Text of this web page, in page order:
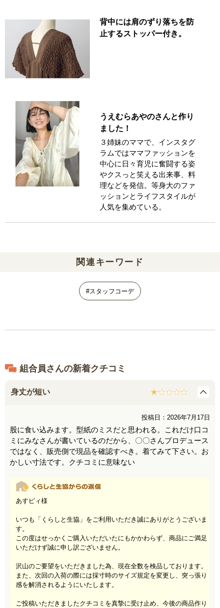
背中には肩のずり落ちを防
止するストッパー付き。
うえむらあやのさんと作り
ました！
３姉妹のママで、インスタグ
ラムではママファッションを
中心に日々育児に奮闘する姿
やクスっと笑える出来事、料
理などを発信。等身大のファ
ッションとライフスタイルが
人気を集めている。
関連キーワード
#スタッフコーデ
組合員さんの新着クチコミ
身丈が短い
投稿日：2026年7月17日
股に食い込みます。型紙のミスだと思われる。これだけ口コ
ミにみなさんが書いているのだから、〇〇さんプロデュース
ではなく、販売側で現品を確認すべき。着てみて下さい。お
かしい寸法です。クチコミに意味ない
あすピィ様
いつも「くらしと生協」をご利用いただき誠にありがとうございま
す。
この度はせっかくご購入いただいたにもかかわらず、商品にご満足
いただけず誠に申し訳ございません。
沢山のご要望をいただきました為、現在全数を検品しております。
また、次回の入荷の際には採寸時のサイズ規定を変更し、突っ張り
感を解消されるようにいたします。
ご投稿いただきましたクチコミを真摯に受け止め、今後の商品作り